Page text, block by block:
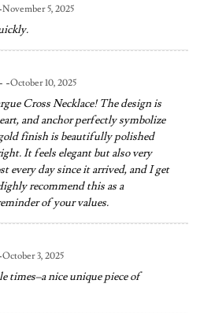
November 5, 2025
- -October 10, 2025
Cross Necklace! The design is
and anchor perfectly symbolize
finish is beautifully polished
It feels elegant but also very
every day since it arrived, and I get
recommend this as a
of your values.
October 3, 2025
times–a nice unique piece of